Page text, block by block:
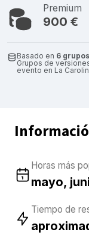
Premium
900 €
Basado en 6
Grupos de
evento en La
Horas más
mayo,
Tiempo de